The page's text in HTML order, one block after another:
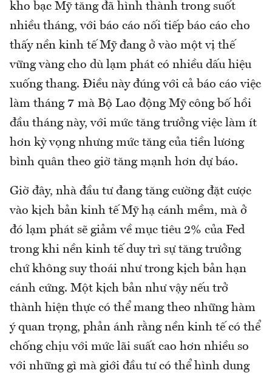
kho bạc Mỹ tăng đã hình thành trong suốt
nhiều tháng, với báo cáo nối tiếp báo cáo cho
thấy nền kinh tế Mỹ đang ở vào một vị thế
vững vàng cho dù lạm phát có nhiều dấu hiệu
xuống thang. Điều này đúng với cả báo cáo việc
làm tháng 7 mà Bộ Lao động Mỹ công bố hồi
đầu tháng này, với mức tăng trưởng việc làm ít
hơn kỳ vọng nhưng mức tăng của tiền lương
bình quân theo giờ tăng mạnh hơn dự báo.
Giờ đây, nhà đầu tư đang tăng cường đặt cược
vào kịch bản kinh tế Mỹ hạ cánh mềm, mà ở
đó lạm phát sẽ giảm về mục tiêu 2% của Fed
trong khi nền kinh tế duy trì sự tăng trưởng
chứ không suy thoái như trong kịch bản hạn
cánh cứng. Một kịch bản như vậy nếu trở
thành hiện thực có thể mang theo những hàm
ý quan trọng, phản ánh rằng nền kinh tế có thể
chống chịu với mức lãi suất cao hơn nhiều so
với những gì mà giới đầu tư có thể hình dung